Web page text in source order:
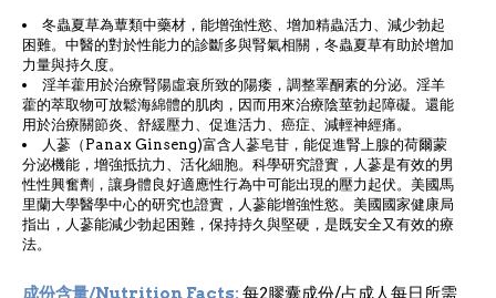
冬蟲夏草為蕈類中藥材，能增強性慾、增加精蟲活力、減少勃起
困難。中醫的對於性能力的診斷多與腎氣相關，冬蟲夏草有助於增加
力量與持久度。
淫羊藿用於治療腎陽虛衰所致的陽痿，調整睪酮素的分泌。淫羊
藿的萃取物可放鬆海綿體的肌肉，因而用來治療陰莖勃起障礙。還能
用於治療關節炎、舒緩壓力、促進活力、癌症、減輕神經痛。
人蔘（Panax Ginseng)富含人蔘皂苷，能促進腎上腺的荷爾蒙
分泌機能，增強抵抗力、活化細胞。科學研究證實，人蔘是有效的男
性性興奮劑，讓身體良好適應性行為中可能出現的壓力起伏。美國馬
里蘭大學醫學中心的研究也證實，人蔘能增強性慾。美國國家健康局
指出，人蔘能減少勃起困難，保持持久與堅硬，是既安全又有效的療
法。
成份含量/Nutrition Facts: 每2膠囊成份/占成人每日所需